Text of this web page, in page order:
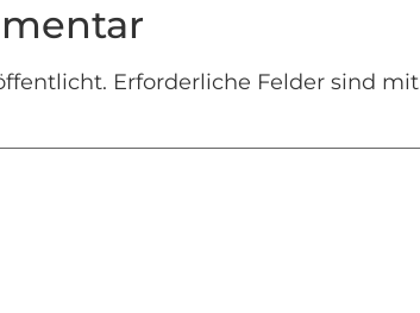
Erforderliche Felder sind mit